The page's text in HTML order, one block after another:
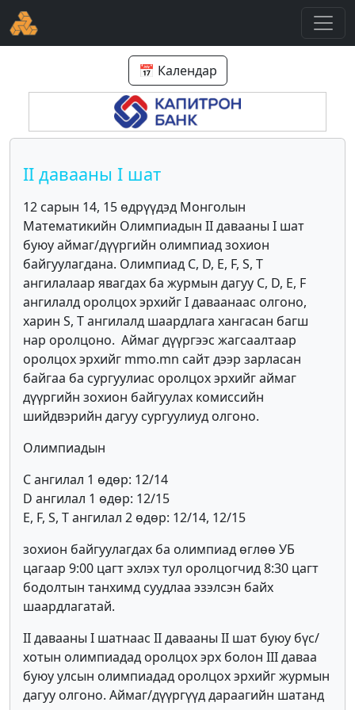
📅 Календар
II давааны I шат
12 сарын 14, 15 өдрүүдэд Монголын
Математикийн Олимпиадын II давааны I шат
буюу аймаг/дүүргийн олимпиад зохион
байгуулагдана. Олимпиад C, D, E, F, S, T
ангилалаар явагдах ба журмын дагуу C, D, E, F
ангилалд оролцох эрхийг I даваанаас олгоно,
харин S, T ангилалд шаардлага хангасан багш
нар оролцоно. Аймаг дүүргээс жагсаалтаар
оролцох эрхийг mmo.mn сайт дээр зарласан
байгаа ба сургуулиас оролцох эрхийг аймаг
дүүргийн зохион байгуулах комиссийн
шийдвэрийн дагуу сургуулиуд олгоно.
Олимпиадын
C ангилал 1 өдөр: 12/14
D ангилал 1 өдөр: 12/15
E, F, S, T ангилал 2 өдөр: 12/14, 12/15
зохион байгуулагдах ба олимпиад өглөө УБ
цагаар 9:00 цагт эхлэх тул оролцогчид 8:30 цагт
бодолтын танхимд суудлаа эзэлсэн байх
шаардлагатай.
II давааны I шатнаас II давааны II шат буюу бүс/
хотын олимпиадад оролцох эрх болон III даваа
буюу улсын олимпиадад оролцох эрхийг журмын
дагуу олгоно. Аймаг/дүүргүүд дараагийн шатанд